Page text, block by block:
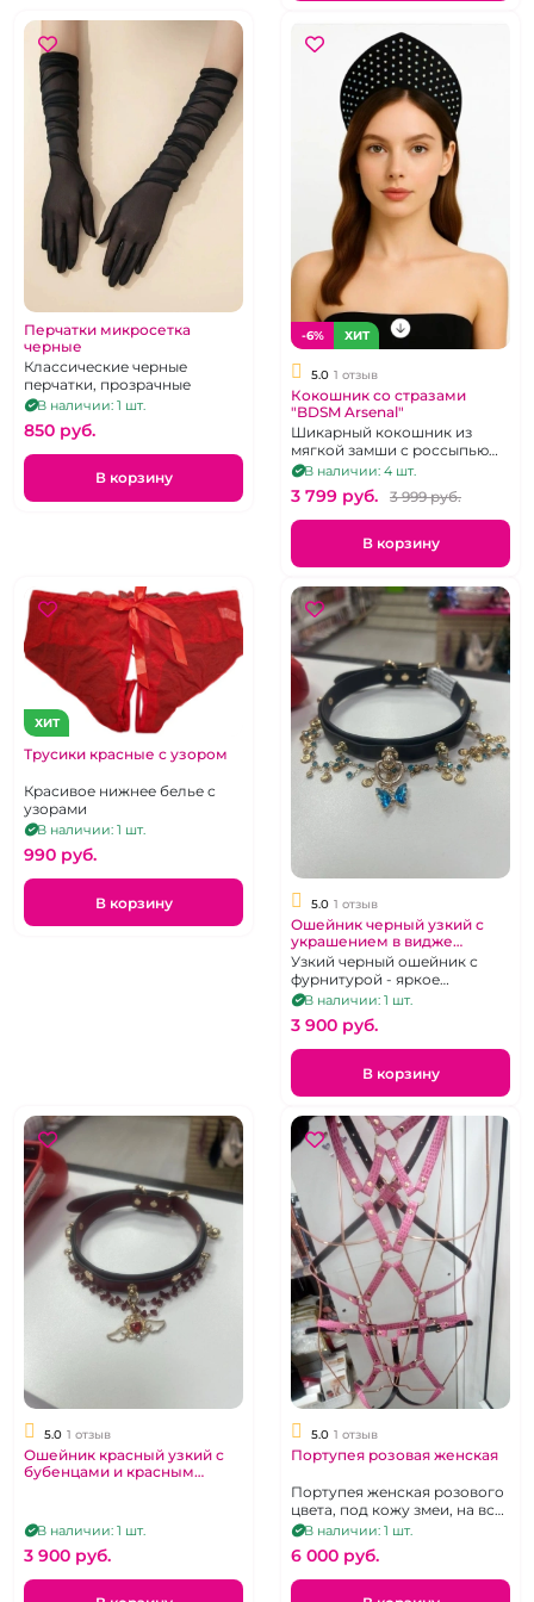
Перчатки микросетка
черные
Классические черные
перчатки, прозрачные
В наличии: 1 шт.
850 pуб.
В корзину
-6% ХИТ
5.0 1 отзыв
Кокошник со стразами
"BDSM Arsenal"
Шикарный кокошник из
мягкой замши с россыпью
страз.
В наличии: 4 шт.
3 799 pуб. 3 999 pуб.
В корзину
ХИТ
Трусики красные с узором
Красивое нижнее белье с
узорами
В наличии: 1 шт.
990 pуб.
В корзину 5.0 1 отзыв
Ошейник черный узкий с
украшением в видже
бабочек с голубыми
камушками
Узкий черный ошейник с
фурнитурой - яркое
дополнение образа
В наличии: 1 шт.
3 900 pуб.
В корзину
5.0 1 отзыв
Ошейник красный узкий с
бубенцами и красным
В наличии: 1 шт.
3 900 pуб.
5.0 1 отзыв
Портупея розовая женская
Портупея женская розового
цвета, под кожу змеи, на всё
тело
В наличии: 1 шт.
6 000 pуб.